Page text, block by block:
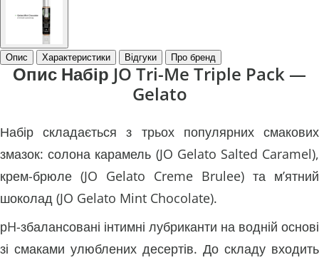
Опис Характеристики Відгуки Про бренд
Опис Набір JO Tri-Me Triple Pack —
Gelato
Набір складається з трьох популярних смакових
змазок: солона карамель (JO Gelato Salted Caramel),
крем-брюле (JO Gelato Creme Brulee) та м’ятний
шоколад (JO Gelato Mint Chocolate).
рH-збалансовані інтимні лубриканти на водній основі
зі смаками улюблених десертів. До складу входить